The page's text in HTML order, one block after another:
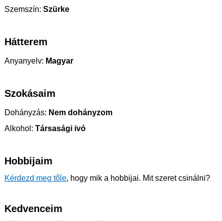
Szemszín: Szürke
Hátterem
Anyanyelv: Magyar
Szokásaim
Dohányzás: Nem dohányzom
Alkohol: Társasági ivó
Hobbijaim
Kérdezd meg tőle, hogy mik a hobbijai. Mit szeret csinálni?
Kedvenceim